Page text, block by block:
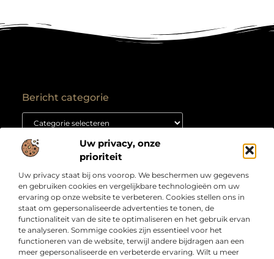
Uw privacy, onze
prioriteit
Uw privacy staat bij ons voorop. We beschermen uw gegevens
en gebruiken cookies en vergelijkbare technologieën om uw
ervaring op onze website te verbeteren. Cookies stellen ons in
staat om gepersonaliseerde advertenties te tonen, de
functionaliteit van de site te optimaliseren en het gebruik ervan
te analyseren. Sommige cookies zijn essentieel voor het
functioneren van de website, terwijl andere bijdragen aan een
meer gepersonaliseerde en verbeterde ervaring. Wilt u meer
Over
Bedrijf
“Jouw bron voor slimme inzichten en creatieve
inspiratie”
Laat je verrassen door artikelen boordevol kennis,
praktische tips en ideeën die je blik verruimen. Welkom
bij Webdesigndirect.nl – waar inhoud en innovatie
samenkomen om jou vooruit te helpen.
Onze informatie
Bericht categorie